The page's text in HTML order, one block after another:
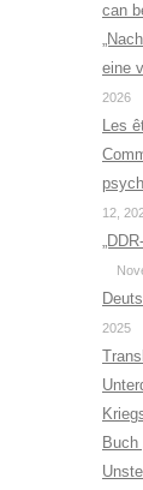
can
eine
2026
Les
12,
2025
Buch